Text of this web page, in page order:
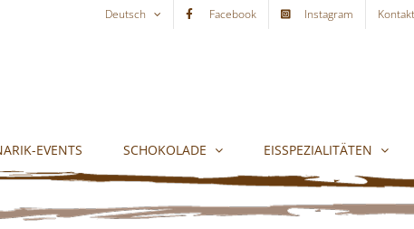
Deutsch Facebook Instagram Kontakt
EVENTS SCHOKOLADE EISSPEZIALITÄTEN